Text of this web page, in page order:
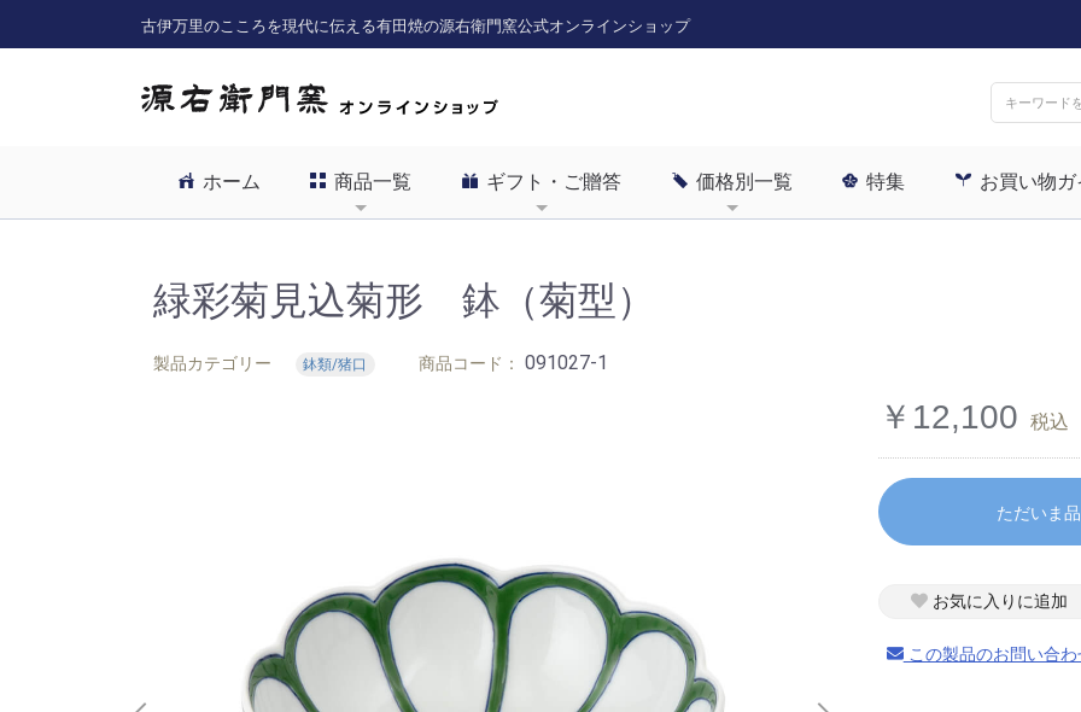
古伊万里のこころを現代に伝える有田焼の源右衛門窯公式オンラインショップ
ホーム 商品一覧 ギフト・ご贈答 価格別一覧 特集 お買い物ガ
緑彩菊見込菊形 鉢（菊型）
製品カテゴリー 鉢類/猪口 商品コード： 091027-1
￥12,100 税込
ただいま
お気に入りに追加
この製品のお問い合わ